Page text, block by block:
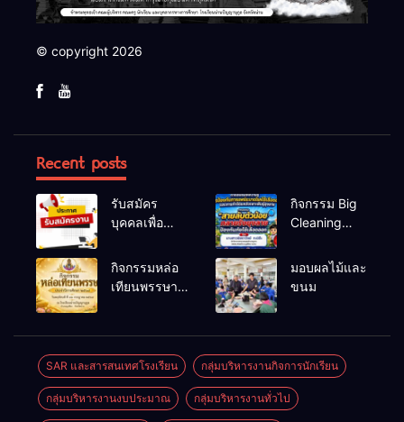
© copyright 2026
Recent posts
รับสมัคร
บุคคลเพื่อ
เลือกสรรเป็น
พนักงาน
กิจกรรม Big
Cleaning
ป้องกันโรคไข้
กิจกรรมหล่อ
เทียนพรรษา
มอบผลไม้และ
ขนม
SAR และสารสนเทศโรงเรียน กลุ่มบริหารงานกิจการนักเรียน
กลุ่มบริหารงานงบประมาณ กลุ่มบริหารงานทั่วไป